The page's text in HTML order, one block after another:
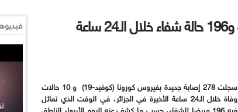
كورونا: 278 إصابة و10 وفيات جديدة و196 حالة شفاء خلال الـ24 ساعة
سجلت 278 إصابة جديدة بفيروس كورونا (كوفيد-19 )
و 10 حالات
وفاة خلال الـ24 ساعة الأخيرة في الجزائر، في الوقت الذي تماثل